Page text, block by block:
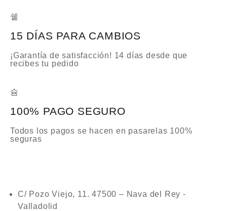
15 DÍAS PARA CAMBIOS
¡Garantía de satisfacción! 14 días desde que
recibes tu pedido
100% PAGO SEGURO
Todos los pagos se hacen en pasarelas 100%
seguras
C/ Pozo Viejo, 11. 47500 – Nava del Rey -
Valladolid